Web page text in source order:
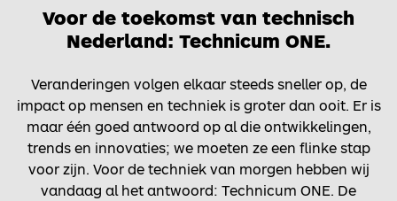
Voor de toekomst van technisch
Nederland: Technicum ONE.
Veranderingen volgen elkaar steeds sneller op, de
impact op mensen en techniek is groter dan ooit. Er is
maar één goed antwoord op al die ontwikkelingen,
trends en innovaties; we moeten ze een flinke stap
voor zijn. Voor de techniek van morgen hebben wij
vandaag al het antwoord: Technicum ONE. De